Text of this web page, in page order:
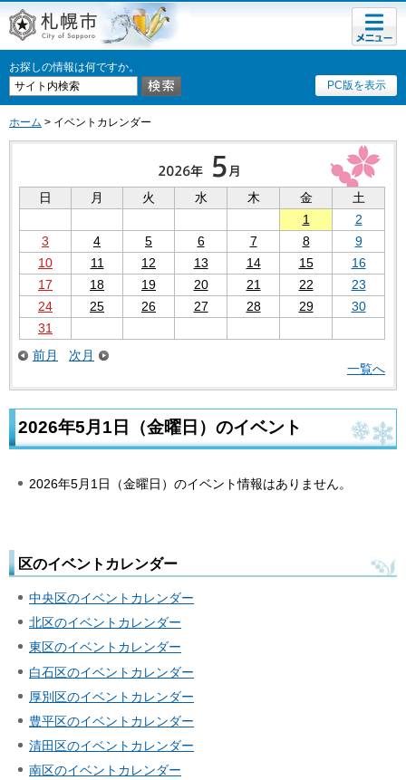
札幌市
お探しの情報は何ですか。
PC版を表示
メニュ
ー
ホーム > イベントカレンダー
日 月 火 水 木 金
土
1
2
3
4 5 6 7 8
9
10
11 12 13 14 15
16
17
18 19 20 21 22
23
24
25 26 27 28 29
30
31
前月
次月
一覧へ
2026年5月1日（金曜日）のイベント
2026年5月1日（金曜日）のイベント情報はありません。
区のイベントカレンダー
中央区のイベントカレンダー
北区のイベントカレンダー
東区のイベントカレンダー
白石区のイベントカレンダー
厚別区のイベントカレンダー
豊平区のイベントカレンダー
清田区のイベントカレンダー
南区のイベントカレンダー